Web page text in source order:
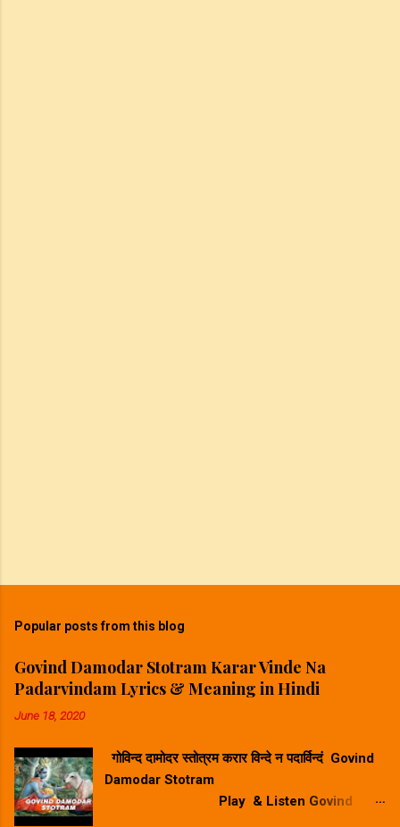
Popular posts from this blog
Govind Damodar Stotram Karar Vinde Na
Padarvindam Lyrics & Meaning in Hindi
June 18, 2020
गोविन्द दामोदर स्तोत्रम करार विन्दे न पदार्विन्दं Govind
Damodar Stotram
Play & Listen Govind